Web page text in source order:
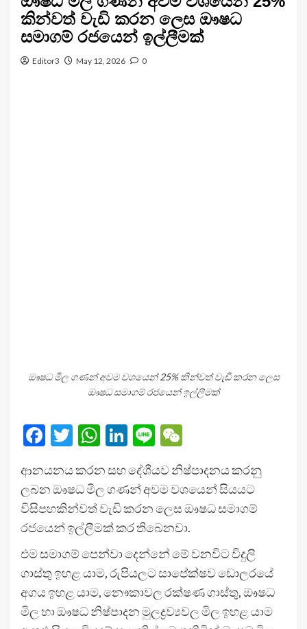
කින්වත් වැඩි කරන ලෙස ඖෂධ
සමාගම් රජයෙන් ඉල්ලීමක්
Editor3 May 12, 2026 0
ඖෂධ මිල ගණන් අවම වශයෙන් 25% කින්වත් වැඩි කරන ලෙස
ඖෂධ සමාගම් රජයෙන් ඉල්ලීමක්
Facebook
Twitter
WhatsApp
LinkedIn
Line
ආනයනය කරන සහ දේශීයව නිෂ්පාදනය කරනු
ලබන ඖෂධ මිල ගණන් අවම වශයෙන් සියයට
විසිපහකින්වත් වැඩි කරන ලෙස ඖෂධ සමාගම්
රජයෙන් ඉල්ලීමක් කර තිබෙනවා.
එම සමාගම් පෙන්වා දෙන්නේ මේ වනවිට විදුලි
ගාස්තු ඉහළ යාම, රුපියලට සාපේක්ෂව ඩොලරයේ
අගය ඉහළ යාම, නෞකාවල රක්ෂණ ගාස්තු, ඖෂධ
මිල හා ඖෂධ නිෂ්පාදන මුලද්‍රව්‍යවල මිල ඉහළ යාම